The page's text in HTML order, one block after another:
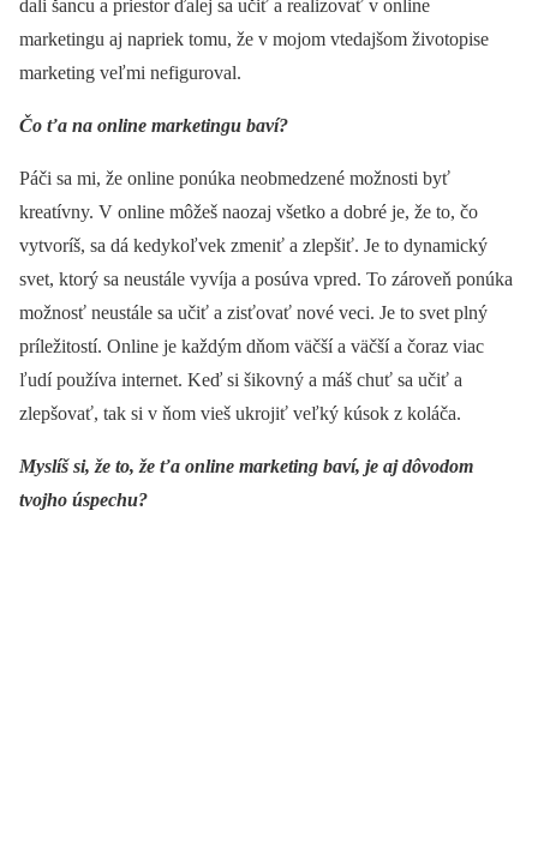
dali šancu a priestor ďalej sa učiť a realizovať v online
marketingu aj napriek tomu, že v mojom vtedajšom životopise
marketing veľmi nefiguroval.
Čo ťa na online marketingu baví?
Páči sa mi, že online ponúka neobmedzené možnosti byť
kreatívny. V online môžeš naozaj všetko a dobré je, že to, čo
vytvoríš, sa dá kedykoľvek zmeniť a zlepšiť. Je to dynamický
svet, ktorý sa neustále vyvíja a posúva vpred. To zároveň ponúka
možnosť neustále sa učiť a zisťovať nové veci. Je to svet plný
príležitostí. Online je každým dňom väčší a väčší a čoraz viac
ľudí používa internet. Keď si šikovný a máš chuť sa učiť a
zlepšovať, tak si v ňom vieš ukrojiť veľký kúsok z koláča.
Myslíš si, že to, že ťa online marketing baví, je aj dôvodom
tvojho úspechu?